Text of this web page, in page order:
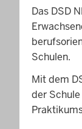
f
i
n
d
n
s
i
Das DSD
Schulen.
Mit dem
der